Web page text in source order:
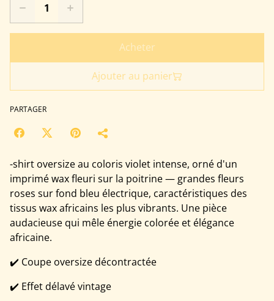
Acheter
Ajouter au panier
PARTAGER
-shirt oversize au coloris violet intense, orné d'un
imprimé wax fleuri sur la poitrine — grandes fleurs
roses sur fond bleu électrique, caractéristiques des
tissus wax africains les plus vibrants. Une pièce
audacieuse qui mêle énergie colorée et élégance
africaine.
✔️ Coupe oversize décontractée
✔️ Effet délavé vintage